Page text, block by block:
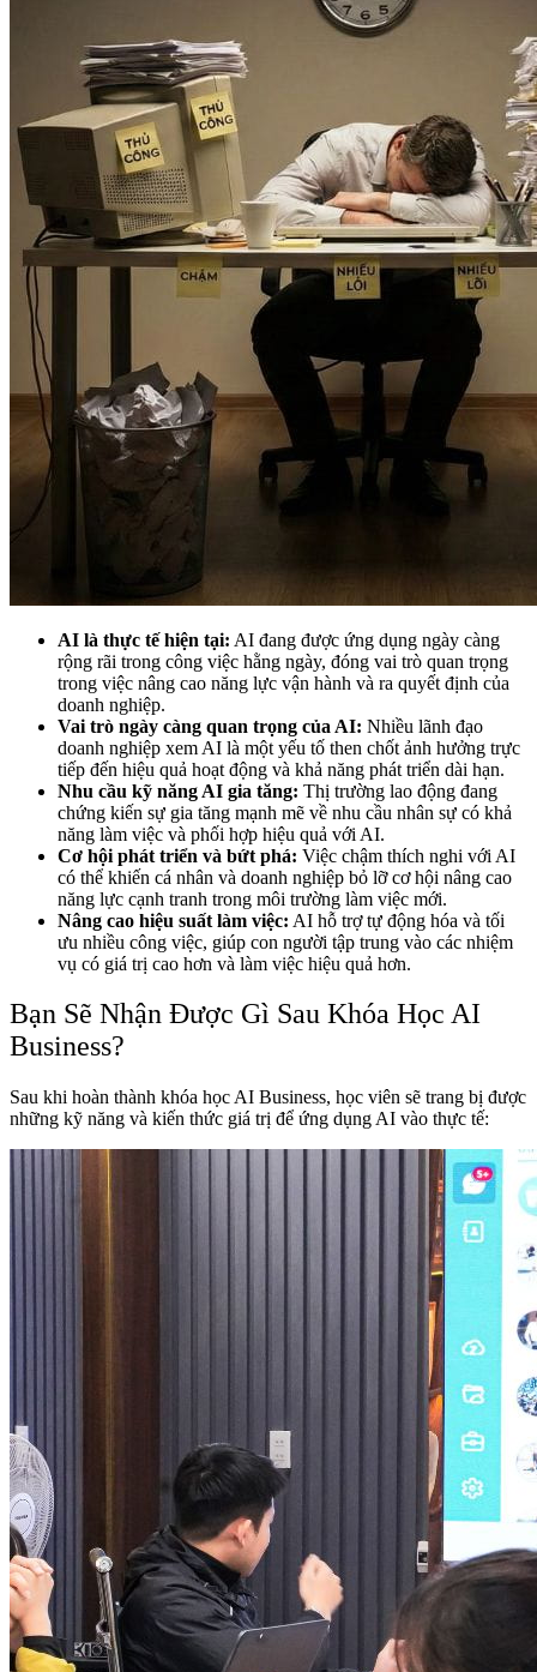
AI là thực tế hiện tại: AI đang được ứng dụng ngày càng
rộng rãi trong công việc hằng ngày, đóng vai trò quan trọng
trong việc nâng cao năng lực vận hành và ra quyết định của
doanh nghiệp.
Vai trò ngày càng quan trọng của AI: Nhiều lãnh đạo
doanh nghiệp xem AI là một yếu tố then chốt ảnh hưởng trực
tiếp đến hiệu quả hoạt động và khả năng phát triển dài hạn.
Nhu cầu kỹ năng AI gia tăng: Thị trường lao động đang
chứng kiến sự gia tăng mạnh mẽ về nhu cầu nhân sự có khả
năng làm việc và phối hợp hiệu quả với AI.
Cơ hội phát triển và bứt phá: Việc chậm thích nghi với AI
có thể khiến cá nhân và doanh nghiệp bỏ lỡ cơ hội nâng cao
năng lực cạnh tranh trong môi trường làm việc mới.
Nâng cao hiệu suất làm việc: AI hỗ trợ tự động hóa và tối
ưu nhiều công việc, giúp con người tập trung vào các nhiệm
vụ có giá trị cao hơn và làm việc hiệu quả hơn.
Bạn Sẽ Nhận Được Gì Sau Khóa Học AI
Business?
Sau khi hoàn thành khóa học AI Business, học viên sẽ trang bị được
những kỹ năng và kiến thức giá trị để ứng dụng AI vào thực tế: